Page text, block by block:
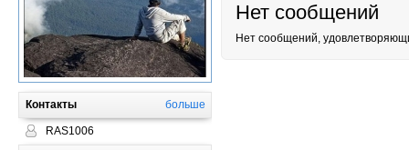
Контакты больше
RAS1006
Нет сообщений
Нет сообщений,